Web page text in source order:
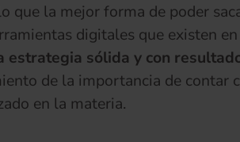
que la mejor forma de poder
digitales que existen
estrategia sólida y con
de la importancia de contar
en la materia.